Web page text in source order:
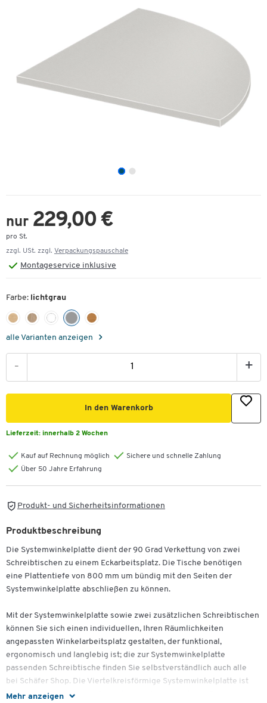
nur 229,00 €
pro St.
zzgl. USt. zzgl. Verpackungspauschale
Montageservice inklusive
Farbe: lichtgrau
alle Varianten anzeigen
- +
In den Warenkorb
Lieferzeit: innerhalb 2 Wochen
Kauf auf Rechnung möglich
Sichere und schnelle Zahlung
Über 50 Jahre Erfahrung
Produkt- und Sicherheitsinformationen
Mehr anzeigen
Produktbeschreibung
Die Systemwinkelplatte dient der 90 Grad Verkettung von zwei
Schreibtischen zu einem Eckarbeitsplatz. Die Tische benötigen
eine Plattentiefe von 800 mm um bündig mit den Seiten der
Systemwinkelplatte abschließen zu können.
Mit der Systemwinkelplatte sowie zwei zusätzlichen Schreibtischen
können Sie sich einen individuellen, Ihren Räumlichkeiten
angepassten Winkelarbeitsplatz gestalten, der funktional,
ergonomisch und langlebig ist; die zur Systemwinkelplatte
passenden Schreibtische finden Sie selbstverständlich auch alle
bei Schäfer Shop. Die Viertelkreisförmige Systemwinkelplatte ist
aus einer 25 mm dicken Spanplatte gefertigt und zum Schutz vor
Zum Zoomen doppeltippen